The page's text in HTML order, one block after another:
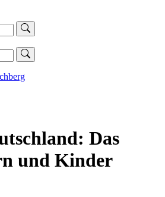
Das
und Kinder